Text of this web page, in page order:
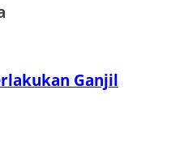
Ganjil